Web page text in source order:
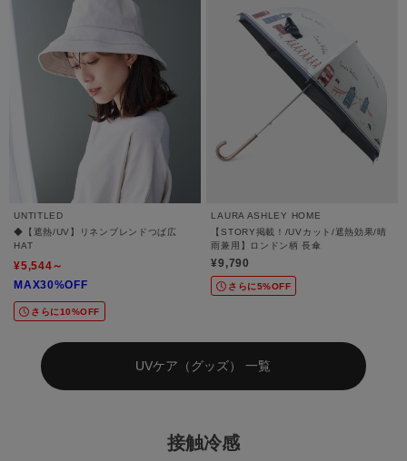
UNTITLED
◆【遮熱/UV】リネンブレンドつば広
HAT
¥5,544～
MAX30%OFF
さらに10%OFF
LAURA ASHLEY HOME
【STORY掲載！/UVカット/遮熱効果/晴
雨兼用】ロンドン柄 長傘
¥9,790
さらに5%OFF
UVケア（グッズ） 一覧
接触冷感